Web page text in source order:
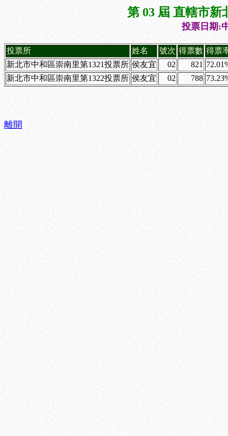
第 03 屆 直轄市新
投票日期:
投票所 姓名 號次 得票數 得票
新北市中和區崇南里第1321投票所 侯友宜 02 821
新北市中和區崇南里第1322投票所 侯友宜 02 788
離開